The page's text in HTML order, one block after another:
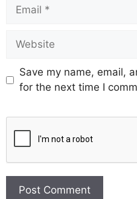
Save my name, email,
for the next time I